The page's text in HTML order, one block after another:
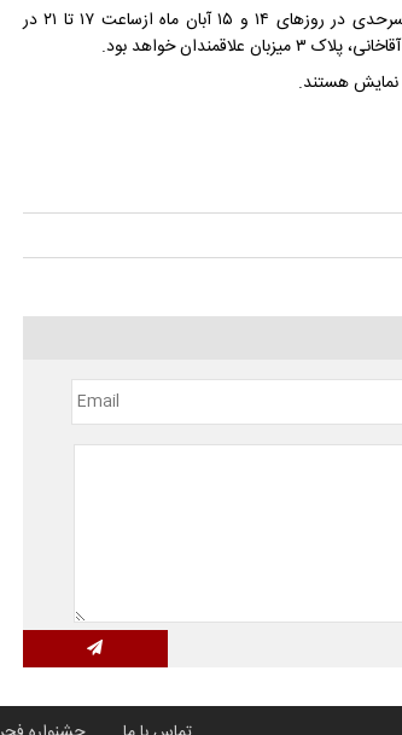
پرفورمنس "لکه های پاک نشدنی..." به طراحی و کارگردانی سهند سرحدی در روزهای ۱۴ و ۱۵ آبان ماه ازساعت ۱۷ تا ۲۱ در
خواهد بود.
نمایش هستند.